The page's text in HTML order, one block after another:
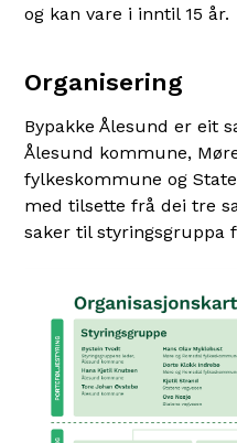
og kan vare i inntil 15 år.
Organisering
Bypakke Ålesund er eit
Ålesund kommune,
fylkeskommune og
med tilsette frå dei tre
saker til styringsgruppa